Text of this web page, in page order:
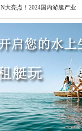
N大亮点！2024国内游艇产业